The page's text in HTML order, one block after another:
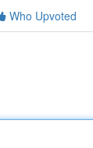
Who Upvoted